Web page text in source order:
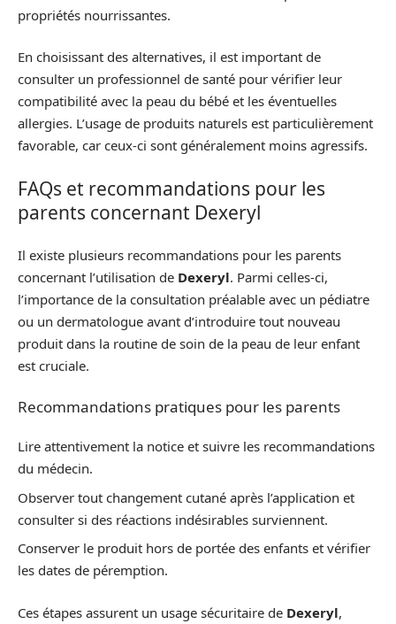
propriétés nourrissantes.
En choisissant des alternatives, il est important de
consulter un professionnel de santé pour vérifier leur
compatibilité avec la peau du bébé et les éventuelles
allergies. L’usage de produits naturels est particulièrement
favorable, car ceux-ci sont généralement moins agressifs.
FAQs et recommandations pour les
parents concernant Dexeryl
Il existe plusieurs recommandations pour les parents
concernant l’utilisation de Dexeryl. Parmi celles-ci,
l’importance de la consultation préalable avec un pédiatre
ou un dermatologue avant d’introduire tout nouveau
produit dans la routine de soin de la peau de leur enfant
est cruciale.
Recommandations pratiques pour les parents
Lire attentivement la notice et suivre les recommandations
du médecin.
Observer tout changement cutané après l’application et
consulter si des réactions indésirables surviennent.
Conserver le produit hors de portée des enfants et vérifier
les dates de péremption.
Ces étapes assurent un usage sécuritaire de Dexeryl,